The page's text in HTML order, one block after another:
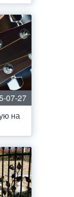
07-27
на